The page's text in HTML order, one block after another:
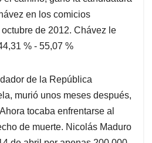
en los comicios
de 2012. Chávez le
% - 55,07 %
de la República
murió unos meses después,
tocaba enfrentarse al
de muerte. Nicolás Maduro